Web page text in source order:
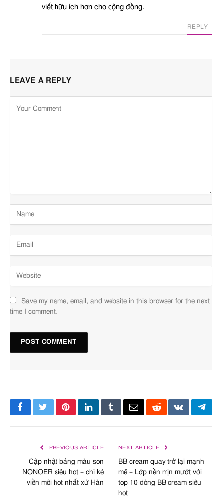
viết hữu ích hơn cho cộng đồng.
REPLY
LEAVE A REPLY
Save my name, email, and website in this browser for the next
time I comment.
FacebookTwitterPinterestLinkedInTumblrEmailRedditVKontakte
PREVIOUS ARTICLE
Cập nhật bảng màu son
NONOER siêu hot – chì kẻ
viền môi hot nhất xứ Hàn
NEXT ARTICLE
BB cream quay trở lại mạnh
mẽ – Lớp nền mịn mướt với
top 10 dòng BB cream siêu
hot